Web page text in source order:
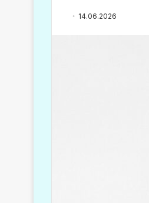
14.06.2026